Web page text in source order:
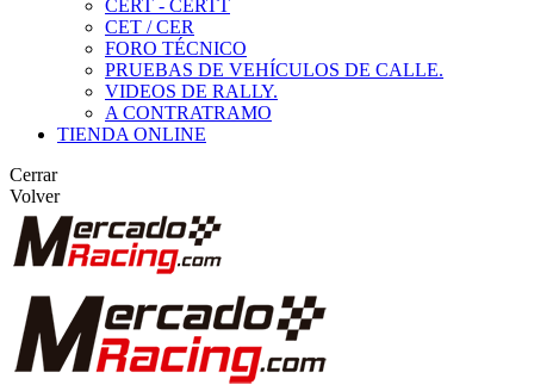
CERT - CERTT
CET / CER
FORO TÉCNICO
PRUEBAS DE VEHÍCULOS DE CALLE.
VIDEOS DE RALLY.
A CONTRATRAMO
TIENDA ONLINE
Cerrar
Volver